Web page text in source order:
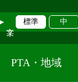
標準 中
PTA・地域